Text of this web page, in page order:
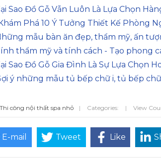
Sao Đồ Gỗ Vẫn Luôn Là Lựa Chọn
Phá 10 Ý Tưởng Thiết Kế Phòng
mẫu bàn ăn đẹp, thẩm mỹ, ấn
thẩm mỹ và tính cách - Tạo phong
Sao Đồ Gỗ Gia Đình Là Sự Lựa Chọn
ý những mẫu tủ bếp chữ i, tủ bếp
Thi công nội thất spa nhỏ | Categories: | View
E-mail Tweet Like